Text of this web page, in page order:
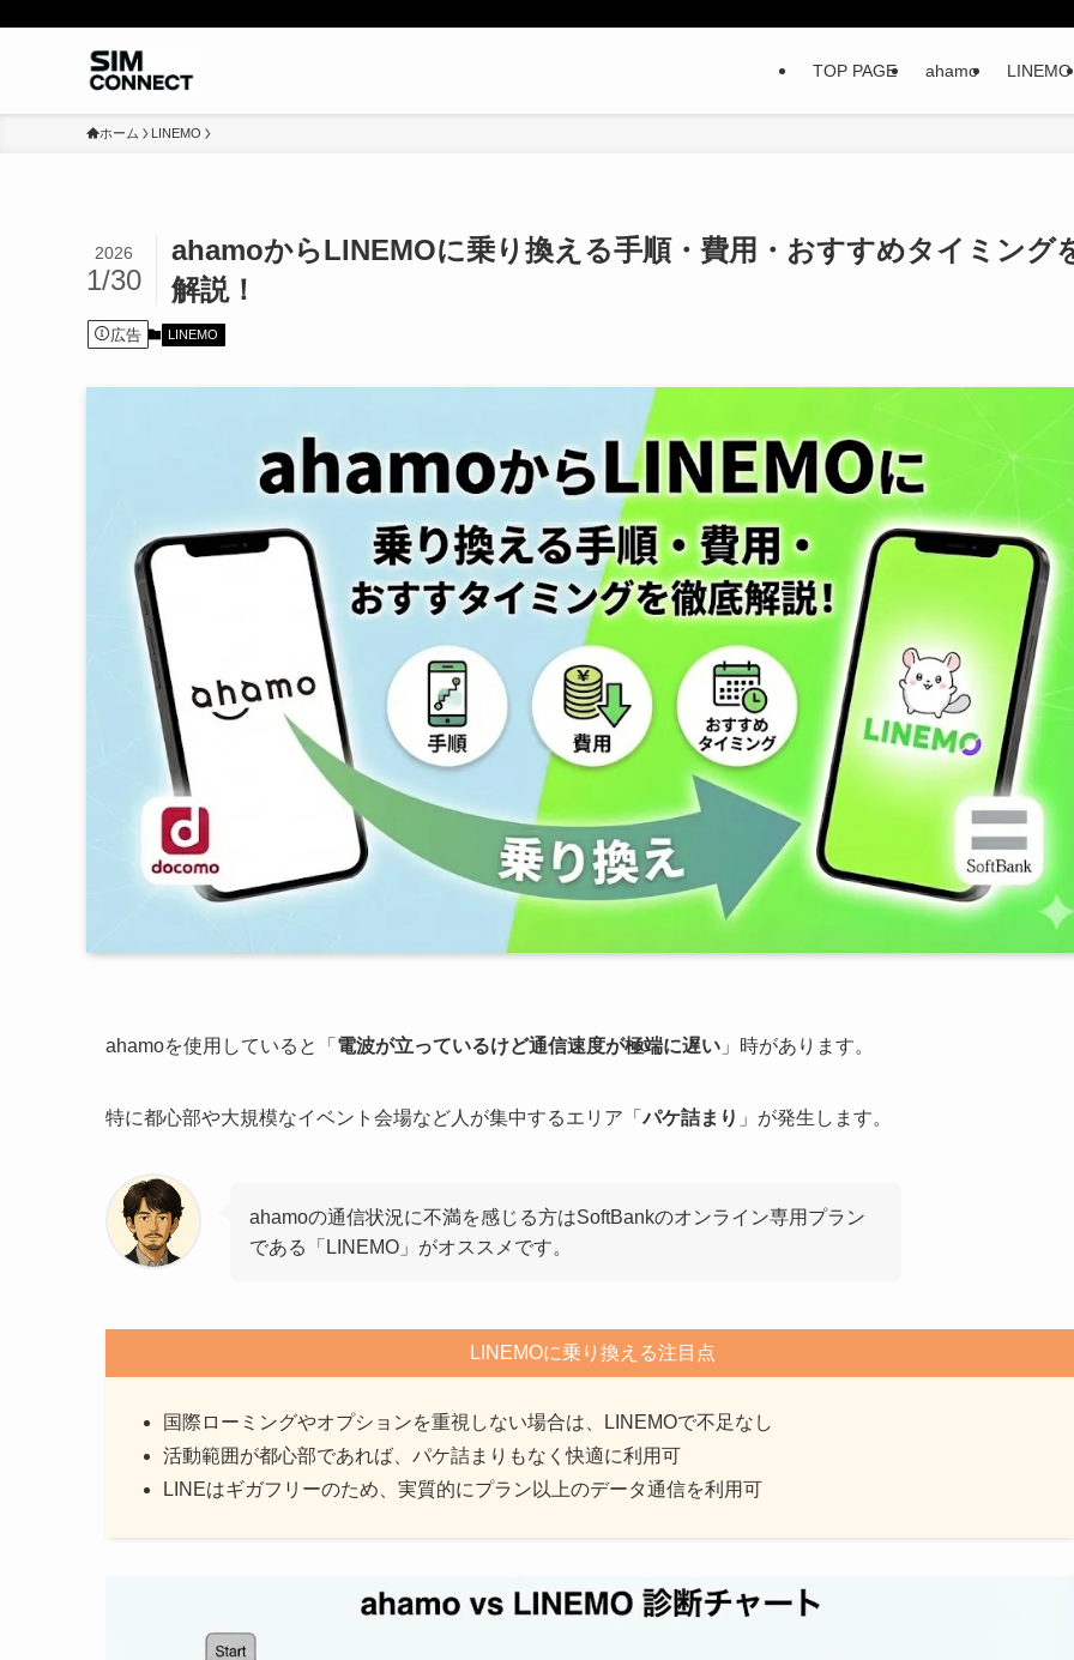
TOP PAGE ahamo LINEMO
ホーム LINEMO
ahamoからLINEMOに乗り換える手順・費用・おすすめタイミング
解説！
2026
1/30
広告 LINEMO
ahamoを使用していると「 電波が立っているけど通信速度が極端に遅い 」時があります。
特に都心部や大規模なイベント会場など人が集中するエリア「パケ詰まり 」が発生します。
ahamoの通信状況に不満を感じる方はSoftBankのオンライン専用プラン
である「LINEMO」がオススメです。
LINEMOに乗り換える注目点
国際ローミングやオプションを重視しない場合は、LINEMOで不足なし
活動範囲が都心部であれば、パケ詰まりもなく快適に利用可
LINEはギガフリーのため、実質的にプラン以上のデータ通信を利用可